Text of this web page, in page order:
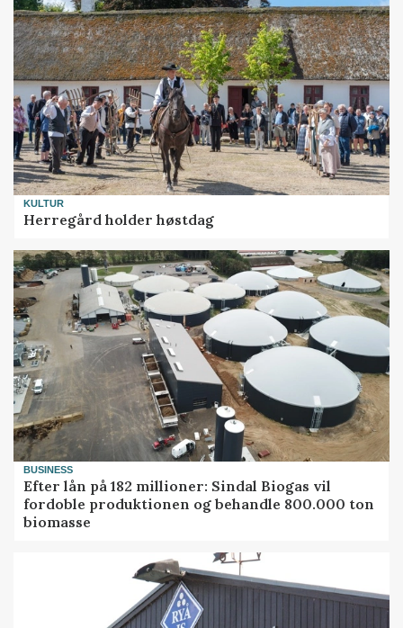
KULTUR
Herregård holder høstdag
BUSINESS
Efter lån på 182 millioner: Sindal Biogas vil
fordoble produktionen og behandle 800.000 ton
biomasse